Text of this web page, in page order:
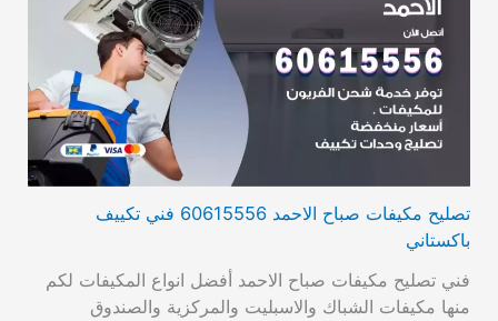
تصليح مكيفات صباح الاحمد 60615556 فني تكييف
باكستاني
فني تصليح مكيفات صباح الاحمد أفضل انواع المكيفات لكم
منها مكيفات الشباك والاسبليت والمركزية والصندوق